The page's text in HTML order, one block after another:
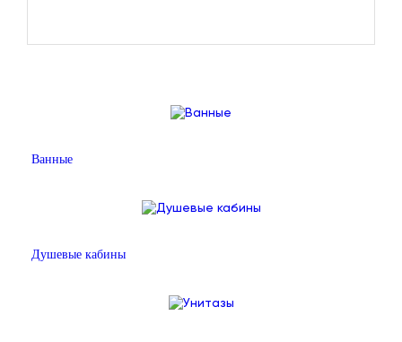
Ванные
Душевые кабины